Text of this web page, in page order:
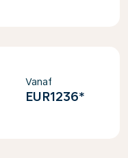
Vanaf
EUR1236*